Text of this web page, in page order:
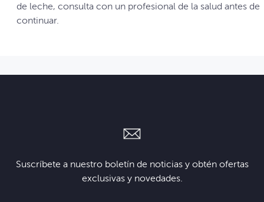
de leche, consulta con un profesional de la salud antes de
continuar.
Suscríbete a nuestro boletín de noticias y obtén ofertas
exclusivas y novedades.